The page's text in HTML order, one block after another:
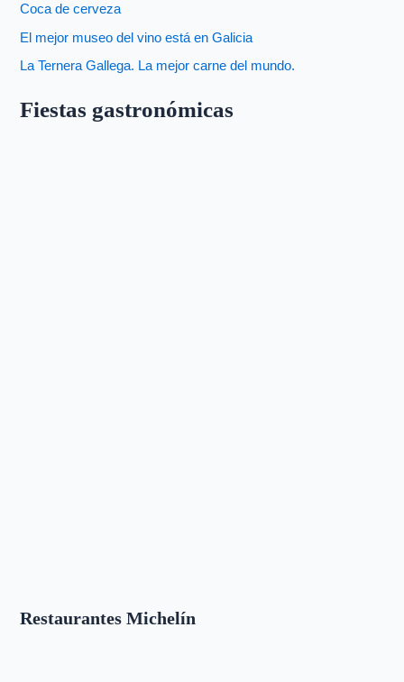
Coca de cerveza
El mejor museo del vino está en Galicia
La Ternera Gallega. La mejor carne del mundo.
Fiestas gastronómicas
Restaurantes Michelín